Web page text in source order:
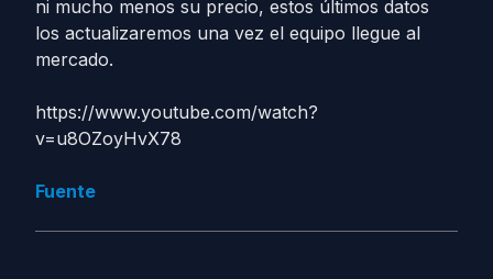
ni mucho menos su precio, estos últimos datos
los actualizaremos una vez el equipo llegue al
mercado.
https://www.youtube.com/watch?
v=u8OZoyHvX78
Fuente